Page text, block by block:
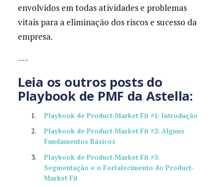
envolvidos em todas atividades e problemas
vitais para a eliminação dos riscos e sucesso da
empresa.
---
Leia os outros posts do
Playbook de PMF da Astella:
Playbook de Product-Market Fit #1: Introdução
Playbook de Product-Market Fit #2: Alguns
Fundamentos Básicos
Playbook de Product-Market Fit #3:
Segmentação e o Fortalecimento do Product-
Market Fit